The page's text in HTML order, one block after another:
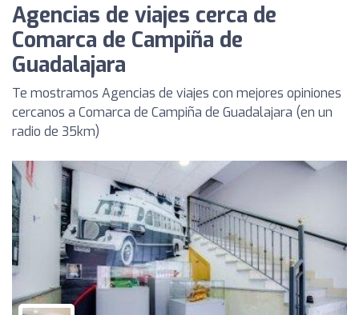
Agencias de viajes cerca de
Comarca de Campiña de
Guadalajara
Te mostramos Agencias de viajes con mejores opiniones
cercanos a Comarca de Campiña de Guadalajara (en un
radio de 35km)